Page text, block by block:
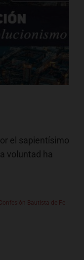
&
el sapientísimo
voluntad ha
Bautista de Fe -